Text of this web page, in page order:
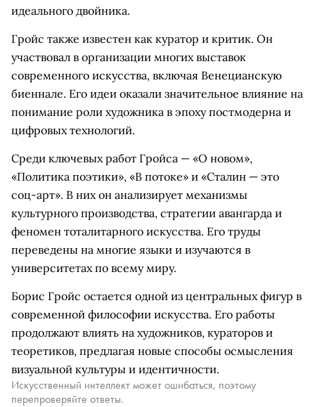
идеального двойника.
Гройс также известен как куратор и критик. Он
участвовал в организации многих выставок
современного искусства, включая Венецианскую
биеннале. Его идеи оказали значительное влияние на
понимание роли художника в эпоху постмодерна и
цифровых технологий.
Среди ключевых работ Гройса — «О новом»,
«Политика поэтики», «В потоке» и «Сталин — это
соц-арт». В них он анализирует механизмы
культурного производства, стратегии авангарда и
феномен тоталитарного искусства. Его труды
переведены на многие языки и изучаются в
университетах по всему миру.
Борис Гройс остается одной из центральных фигур в
современной философии искусства. Его работы
продолжают влиять на художников, кураторов и
теоретиков, предлагая новые способы осмысления
визуальной культуры и идентичности.
Искусственный интеллект может ошибаться, поэтому
перепроверяйте ответы.